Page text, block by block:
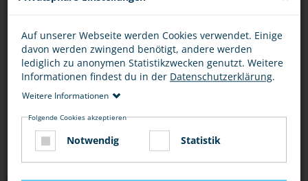
oder per Chat unter
http://www.zwangsheirat.de/.
Wo du Beratungsstellen findest, erfährst du
Auf unserer Webseite werden Cookies verwendet. Einige
davon werden zwingend benötigt, andere werden
lediglich zu anonymen Statistikzwecken genutzt. Weitere
Informationen findest du in der Datenschutzerklärung.
Weitere Informationen
Folgende Cookies akzeptieren
Notwendig Statistik